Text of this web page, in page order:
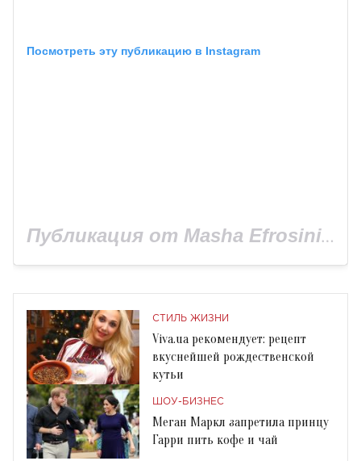
Посмотреть эту публикацию в Instagram
Публикация от Masha Efrosinina (@mashaefrosinina)
СТИЛЬ ЖИЗНИ
Viva.ua рекомендует: рецепт
вкуснейшей рождественской
кутьи
ШОУ-БИЗНЕС
Меган Маркл запретила принцу
Гарри пить кофе и чай